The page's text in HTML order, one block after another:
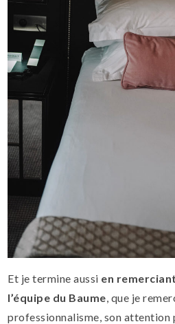
Et je termine aussi en
l’équipe du Baume , que je
professionnalisme, son attention